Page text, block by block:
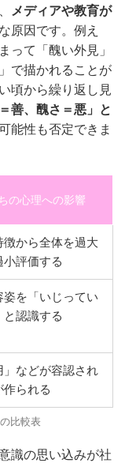
メディアや教育が
原因です。例え
って「醜い外見」
で描かれることが
頃から繰り返し見
善、醜さ＝悪」と
能性も否定できま
の心理への影響
徴から全体を過大
評価する
姿を「いじってい
と認識する
」などが容認され
作られる
比較表
識の思い込みが社